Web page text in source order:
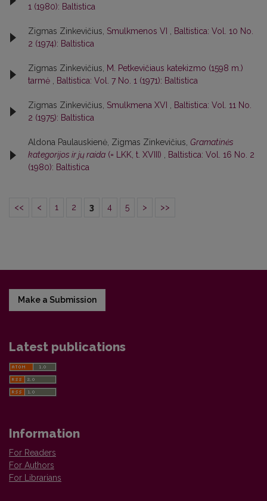
1 (1980): Baltistica
Zigmas Zinkevičius, Smulkmenos VI , Baltistica: Vol. 10 No.
2 (1974): Baltistica
Zigmas Zinkevičius, M. Petkevičiaus katekizmo (1598 m.)
tarmė , Baltistica: Vol. 7 No. 1 (1971): Baltistica
Zigmas Zinkevičius, Smulkmena XVI , Baltistica: Vol. 11 No.
2 (1975): Baltistica
Aldona Paulauskienė, Zigmas Zinkevičius, Gramatinės
kategorijos ir jų raida (= LKK, t. XVIII) , Baltistica: Vol. 16 No. 2
(1980): Baltistica
<< < 1 2 3 4 5 > >>
Make a Submission
Latest publications
Information
For Readers
For Authors
For Librarians